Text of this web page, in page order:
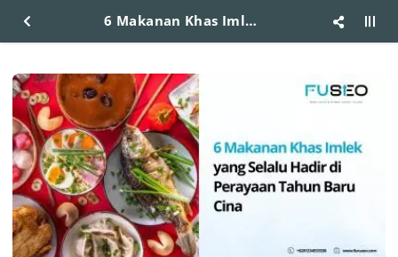
6 Makanan Khas Imlek yang Selalu Hadir di Perayaan Tahun Baru Cina